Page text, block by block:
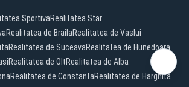
SportivaRealitatea Star
Realitatea de BrailaRealitatea de Vaslui
Realitatea de SuceavaRealitatea de Hunedoara
Realitatea de OltRealitatea de Alba
Realitatea de ConstantaRealitatea de Harghita